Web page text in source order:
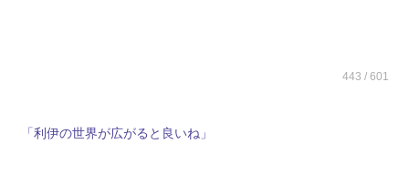
443 / 601
「利伊の世界が広がると良いね」